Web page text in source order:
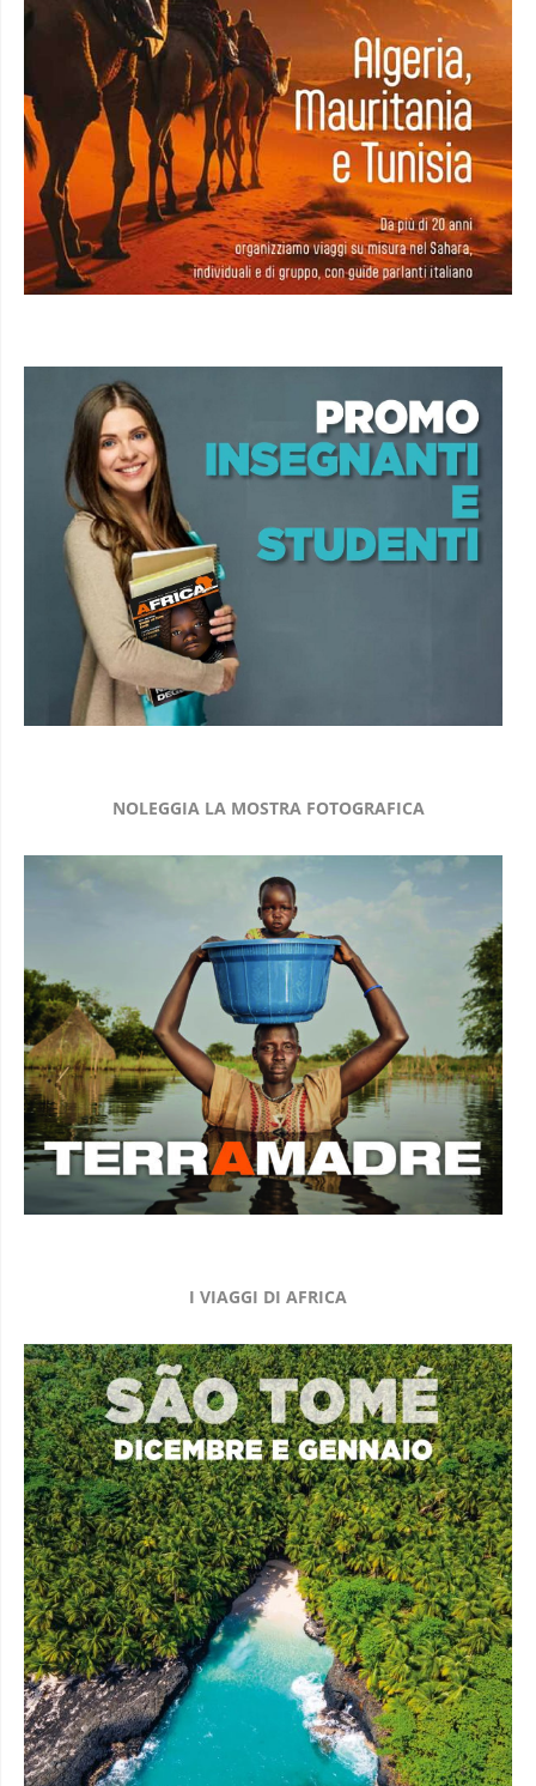
NOLEGGIA LA MOSTRA FOTOGRAFICA
I VIAGGI DI AFRICA